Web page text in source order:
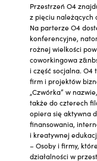
Przestrzeń O4
z pięciu należących
Na parterze O4
konferencyjne,
rożnej wielkości
coworkingowa
i część socjalna.
firm i projektów
„Czwórka” w
także do czterech
opiera się aktywna
finansowania,
i kreatywnej
– Osoby i firmy,
działalności w